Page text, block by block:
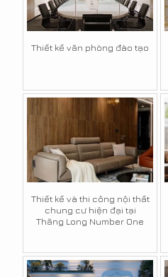
Thiết kế văn phòng đào tạo
Thiết kế và thi công nội thất
chung cư hiện đại tại
Thăng Long Number One